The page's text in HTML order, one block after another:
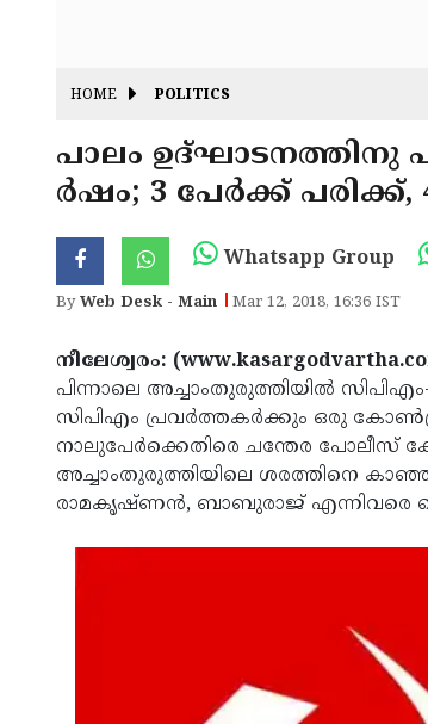
HOME POLITICS
പാലം ഉദ്ഘാടനത്തിനു
ര്‍ഷം; 3 പേര്‍ക്ക്
Whatsapp Group
ByWeb Desk - Main Mar 12, 2018, 16:36 IST
നീലേശ്വരം:
പിന്നാലെ അച്ചാംതുരുത്തിയില്‍
സിപിഎം പ്രവര്‍ത്തകര്‍ക്കും ഒരു
നാലുപേര്‍ക്കെതിരെ ചന്തേര പോലീസ്
അച്ചാംതുരുത്തിയിലെ ശരത്തിനെ
രാമകൃഷ്ണന്‍, ബാബുരാജ് എന്നിവരെ